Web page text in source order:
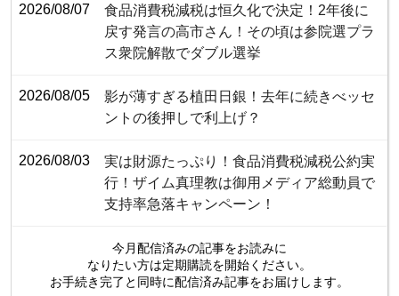
2026/08/07
食品消費税減税は恒久化で決定！2年後に
戻す発言の高市さん！その頃は参院選プラ
ス衆院解散でダブル選挙
2026/08/05
影が薄すぎる植田日銀！去年に続きべッセ
ントの後押しで利上げ？
2026/08/03
​​​​​​​​​​​​​​​​​​​​​​​​​​実は財源たっぷり！食品消費税減税公約実
行！ザイム真理教は御用メディア総動員で
支持率急落キャンペーン！
今月配信済みの記事をお読みに
なりたい方は定期購読を開始ください。
お手続き完了と同時に配信済み記事をお届けします。